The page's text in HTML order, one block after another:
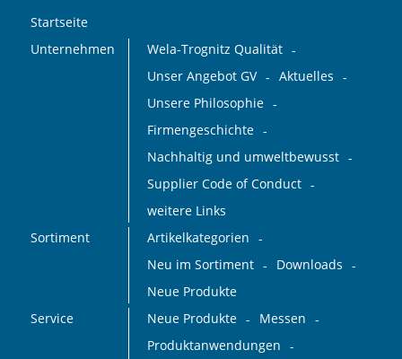
Startseite
Unternehmen
Wela-Trognitz Qualität
Unser Angebot GV
Aktuelles
Unsere Philosophie
Firmengeschichte
Nachhaltig und umweltbewusst
Supplier Code of Conduct
weitere Links
Sortiment
Artikelkategorien
Neu im Sortiment
Downloads
Neue Produkte
Service
Neue Produkte
Messen
Produktanwendungen